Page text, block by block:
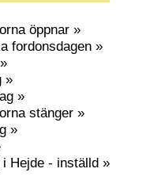
öppnar »
fordonsdagen »
»
»
stänger »
»
i Hejde - inställd »